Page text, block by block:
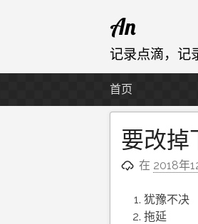
跳
至
内
An
记录点滴，记
首页
要改掉
在 2018年
犹豫不决
拖延